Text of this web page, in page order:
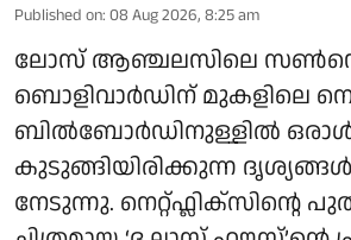
Published on: 08 Aug 2026, 8:25 am
ലോസ് ആഞ്ചലസിലെ
ബൊളിവാർഡിന് മുകളിലെ
ബിൽബോർഡിനുള്ളിൽ
കുടുങ്ങിയിരിക്കുന്ന
നേടുന്നു. നെറ്റ്ഫ്ലിക്സിന്റെ